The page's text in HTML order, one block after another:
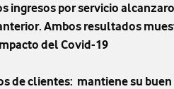
ingresos por servicio
Ambos resultados
del Covid-19
de clientes: mantiene su